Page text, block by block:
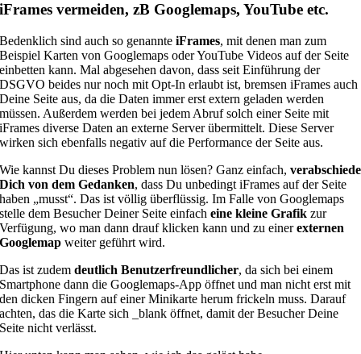
iFrames vermeiden, zB Googlemaps, YouTube etc.
Bedenklich sind auch so genannteiFrames, mit denen man zum
Beispiel Karten von Googlemaps oder YouTube Videos auf der Seite
einbetten kann. Mal abgesehen davon, dass seit Einführung der
DSGVO beides nur noch mit Opt-In erlaubt ist, bremsen iFrames auch
Deine Seite aus, da die Daten immer erst extern geladen werden
müssen. Außerdem werden bei jedem Abruf solch einer Seite mit
iFrames diverse Daten an externe Server übermittelt. Diese Server
wirken sich ebenfalls negativ auf die Performance der Seite aus.
Wie kannst Du dieses Problem nun lösen? Ganz einfach,verabschiede
Dich von dem Gedanken, dass Du unbedingt iFrames auf der Seite
haben „musst“. Das ist völlig überflüssig. Im Falle von Googlemaps
stelle dem Besucher Deiner Seite einfacheine kleine Grafik zur
Verfügung, wo man dann drauf klicken kann und zu einerexternen
Googlemap weiter geführt wird.
Das ist zudemdeutlich Benutzerfreundlicher, da sich bei einem
Smartphone dann die Googlemaps-App öffnet und man nicht erst mit
den dicken Fingern auf einer Minikarte herum frickeln muss. Darauf
achten, das die Karte sich _blank öffnet, damit der Besucher Deine
Seite nicht verlässt.